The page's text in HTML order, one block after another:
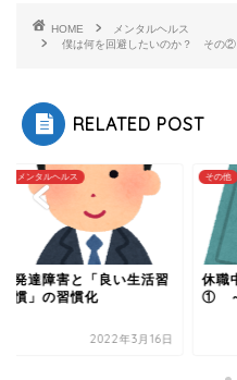
HOME
メンタルヘルス
僕は何を回避したいのか？ その
RELATED POST
ルヘルス
障害と「良い生活習
の習慣化
2022年3月16日
休職中に
① ～急が